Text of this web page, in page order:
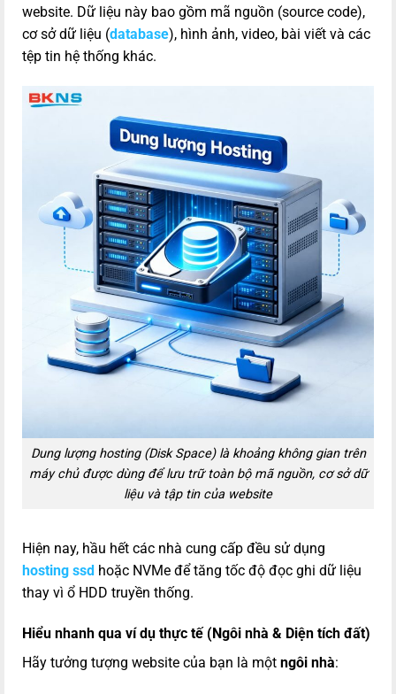
website. Dữ liệu này bao gồm mã nguồn (source code),
cơ sở dữ liệu (database), hình ảnh, video, bài viết và các
tệp tin hệ thống khác.
Dung lượng hosting (Disk Space) là khoảng không gian trên
máy chủ được dùng để lưu trữ toàn bộ mã nguồn, cơ sở dữ
liệu và tập tin của website
Hiện nay, hầu hết các nhà cung cấp đều sử dụng
hosting ssd hoặc NVMe để tăng tốc độ đọc ghi dữ liệu
thay vì ổ HDD truyền thống.
Hiểu nhanh qua ví dụ thực tế (Ngôi nhà & Diện tích đất)
Hãy tưởng tượng website của bạn là một ngôi nhà: